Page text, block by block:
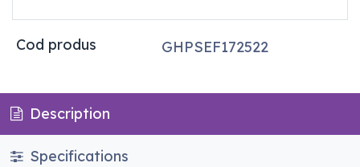
Cod produs GHPSEF172522
Description
Specifications